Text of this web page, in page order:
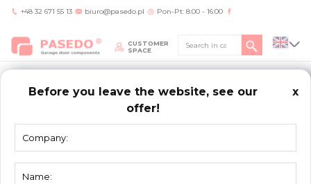
+48 32 671 55 13 biuro@pasedo.pl Pon-Pt: 8:00 - 16:00
CUSTOMER
SPACE
Before you leave the website, see our
offer!
x
Home/Products
GLAZEDSECTIONS